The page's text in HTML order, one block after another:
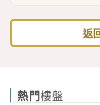
返
熱門樓盤